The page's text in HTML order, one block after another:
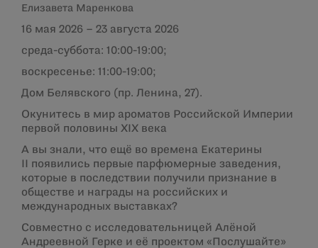
Елизавета Маренкова
16 мая 2026 – 23 августа 2026
среда-суббота: 10:00-19:00;
воскресенье: 11:00-19:00;
Дом Белявского (пр. Ленина, 27).
Окунитесь в мир ароматов Российской Империи
первой половины XIX века
А вы знали, что ещё во времена Екатерины
II появились первые парфюмерные заведения,
которые в последствии получили признание в
обществе и награды на российских и
международных выставках?
Совместно с исследовательницей Алёной
Андреевной Герке и её проектом «Послушайте»